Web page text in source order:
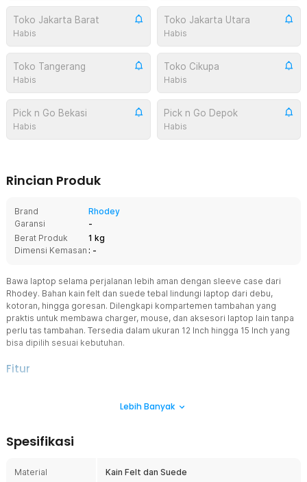
Toko Jakarta Barat
Habis
Toko Jakarta Utara
Habis
Toko Tangerang
Habis
Toko Cikupa
Habis
Pick n Go Bekasi
Habis
Pick n Go Depok
Habis
Rincian Produk
Brand
Rhodey
Garansi
-
Berat Produk
1 kg
Dimensi Kemasan : -
Bawa laptop selama perjalanan lebih aman dengan sleeve case dari
Rhodey. Bahan kain felt dan suede tebal lindungi laptop dari debu,
kotoran, hingga goresan. Dilengkapi kompartemen tambahan yang
praktis untuk membawa charger, mouse, dan aksesori laptop lain tanpa
perlu tas tambahan. Tersedia dalam ukuran 12 Inch hingga 15 Inch yang
bisa dipilih sesuai kebutuhan.
Fitur
Tak perlu bawa tas tambahan! Kompartemen pada sleeve case ini
2 Lapis Perlindungan
permukaan laptop dari goresan. Karakter bahan yang tahan
Lebih Banyak
Spesifikasi
Material Kain Felt dan Suede